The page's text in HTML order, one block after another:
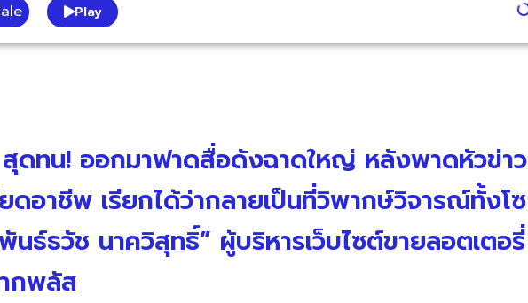
Play
สุดทน! ออกมาฟาดสื่อดังฉาดใหญ่ หลังพาดหัวข่าว
ดอาชีพ เรียกได้ว่ากลายเป็นที่วิพากษ์วิจารณ์ทั้งโซ
นธ์ธวัช นาควิสุทธิ์” ผู้บริหารเว็บไซต์ขายลอตเตอรี่
กพลัส